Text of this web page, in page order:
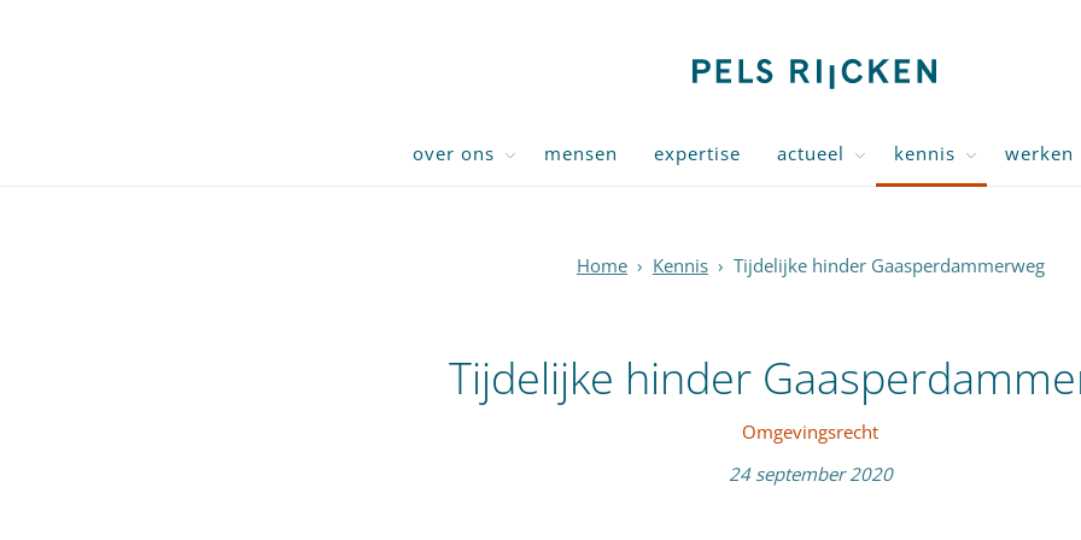
over ons mensen expertise actueel kennis werken
Home › Kennis › Tijdelijke hinder Gaasperdammerweg
Tijdelijke hinder
Omgevingsrecht
24 september 2020